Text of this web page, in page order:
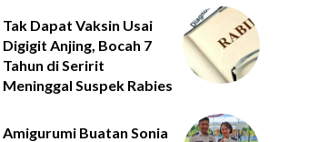
Tak Dapat Vaksin Usai
Digigit Anjing, Bocah 7
Tahun di Seririt
Meninggal Suspek Rabies
Amigurumi Buatan Sonia